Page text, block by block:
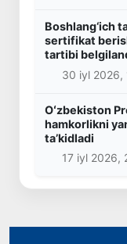
Boshlang‘ich
sertifikat
tartibi
30 iyl 2026,
Oʻzbekiston
hamkorlikni
taʼkidladi
17 iyl 2026,